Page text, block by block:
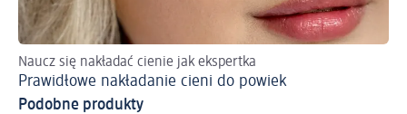
Naucz się nakładać cienie jak ekspertka
Prawidłowe nakładanie cieni do powiek
Podobne produkty